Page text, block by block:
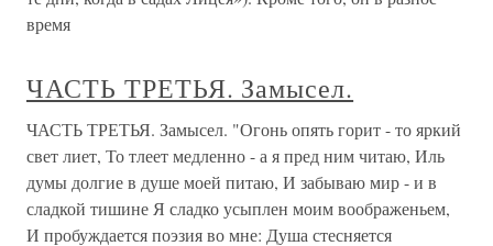
время
ЧАСТЬ ТРЕТЬЯ. Замысел.
ЧАСТЬ ТРЕТЬЯ. Замысел. "Огонь опять горит - то яркий
свет лиет, То тлеет медленно - а я пред ним читаю, Иль
думы долгие в душе моей питаю, И забываю мир - и в
сладкой тишине Я сладко усыплен моим воображеньем,
И пробуждается поэзия во мне: Душа стесняется